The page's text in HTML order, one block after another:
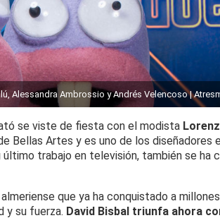
Alessandra Ambrossio y Andrés Velencoso |
se viste de fiesta con el modista
Bellas Artes y es uno de los diseñadores
último trabajo en televisión, también se ha
almeriense que ya ha conquistado a
y su fuerza. David Bisbal triunfa ahora